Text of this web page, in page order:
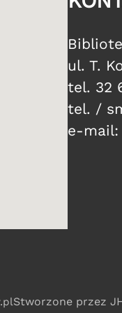
ul. T.
tel. 32
tel. /
e-mail:
Stworzone przez